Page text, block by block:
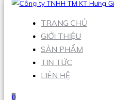
TRANG CHỦ
GIỚI THIỆU
SẢN PHẨM
TIN TỨC
LIÊN HỆ
0